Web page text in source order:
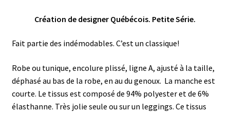
Création de designer Québécois. Petite Série.
Fait partie des indémodables. C’est un classique!
Robe ou tunique, encolure plissé, ligne A, ajusté à la taille,
déphasé au bas de la robe, en au du genoux. La manche est
courte. Le tissus est composé de 94% polyester et de 6%
élasthanne. Très jolie seule ou sur un leggings. Ce tissus